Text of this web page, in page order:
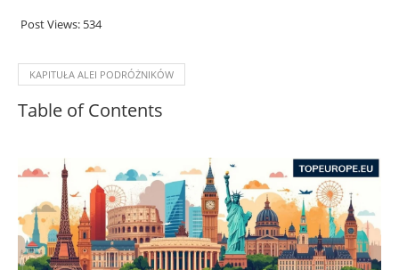
Post Views: 534
KAPITUŁA ALEI PODRÓŻNIKÓW
Table of Contents